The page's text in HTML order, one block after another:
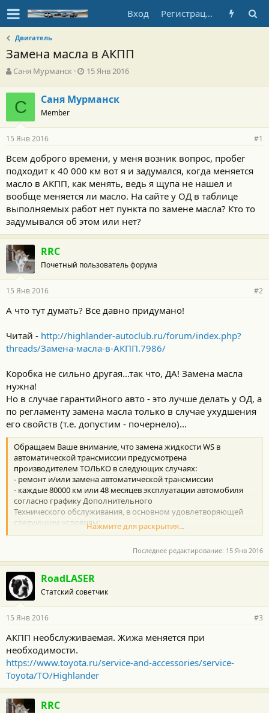
Вход Регистрация
Двигатель
Замена масла в АКПП
А
т
о
р
т
е
м
ы
Саня Мурманск
Д
а
а
л
а
15 Янв 2016
С Саня Мурманск
Member
15 Янв 2016 #1
Всем доброго времени, у меня возник вопрос, пробег
подходит к 40 000 км вот я и задумался, когда меняется
масло в АКПП, как менять, ведь я щупа не нашел и
вообще меняется ли масло. На сайте у ОД в таблице
выполняемых работ нет пункта по замене масла? Кто то
задумывался об этом или нет?
RRC
Почетный пользователь форума
15 Янв 2016 #2
А что тут думать? Все давно придумано!
Читай - http://highlander-autoclub.ru/forum/index.php?
threads/Замена-масла-в-АКПП.7986/
Коробка не сильно другая...так что, ДА! Замена масла
нужна!
Но в случае гарантийного авто - это лучше делать у ОД, а
по регламенту замена масла только в случае ухудшения
его свойств (т.е. допустим - почернело)...
Обращаем Ваше внимание, что замена жидкости WS в
автоматической трансмиссии предусмотрена
производителем ТОЛЬКО в следующих случаях:
- ремонт и/или замена автоматической трансмиссии
- каждые 80000 км или 48 месяцев эксплуатации автомобиля
согласно графику Дополнительного
Технического обслуживания, в основном удовлетворяющей
следующим условиям:
а) буксирование прицепа, использование кемпера или
б) продолжительное движение на высокой скорости (80% или
более от максимально возможной
скорости автомобиля) более 2 часов.
Нажмите для раскрытия...
Последнее редактирование: 15 Янв 2016
RoadLASER
Статский советчик
15 Янв 2016 #3
АКПП необслуживаемая. Жижа меняется при
необходимости.
https://www.toyota.ru/service-and-accessories/service-
Toyota/TO/Highlander
RRC